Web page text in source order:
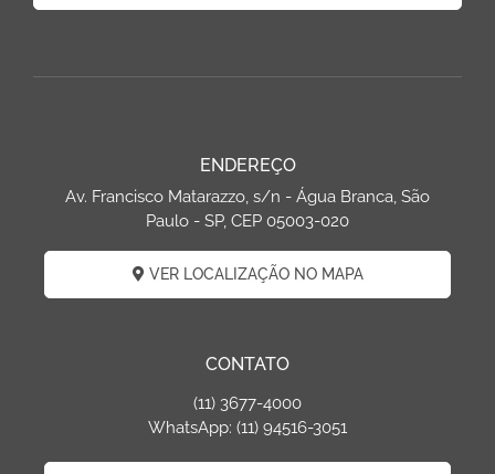
ENDEREÇO
Av. Francisco Matarazzo, s/n - Água Branca, São
Paulo - SP, CEP 05003-020
VER LOCALIZAÇÃO NO MAPA
CONTATO
(11) 3677-4000
WhatsApp: (11) 94516-3051